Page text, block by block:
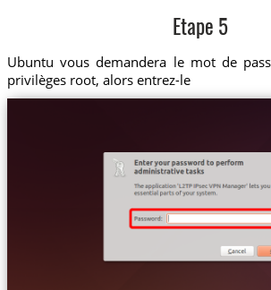
Etape 5
Ubuntu vous demandera le mot de
privilèges root, alors entrez-le